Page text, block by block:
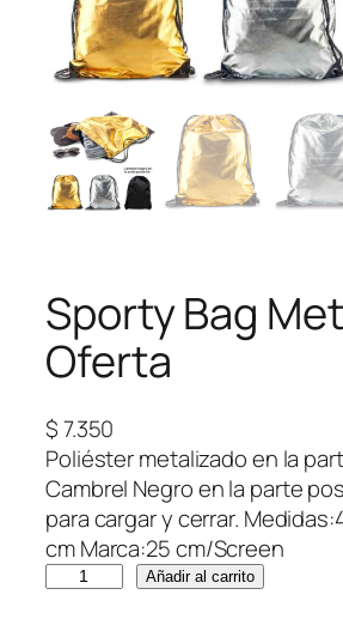
Sporty Bag
Oferta
$7.350
Poliéster metalizado en la
Cambrel Negro en la parte
para cargar y cerrar.
cm Marca:25 cm/Screen
Añadir al carrito